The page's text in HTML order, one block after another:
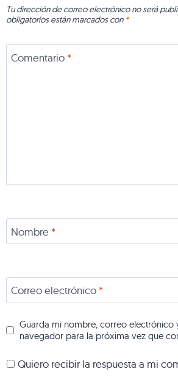
Tu dirección de correo electrónico no será
obligatorios están marcados con *
Comentario *
Nombre *
Correo electrónico *
Guarda mi nombre, correo electrónico
navegador para la próxima vez que
Quiero recibir la respuesta a mi